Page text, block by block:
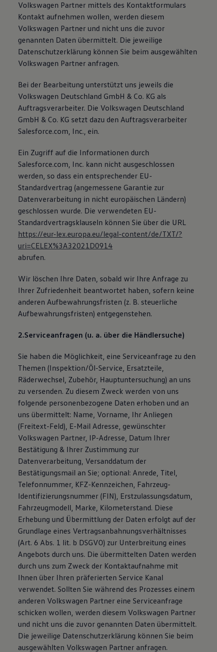
Magazin
Lifestyle
Transport
Elektromobilität
Volkswagen R
Pannen- und Unfallhilfe
Volkswagen Kundenbetreuung
Volkswagen Partner mittels des Kontaktformulars
Kontakt aufnehmen wollen, werden diesem
Volkswagen Partner und nicht uns die zuvor
genannten Daten übermittelt. Die jeweilige
Datenschutzerklärung können Sie beim ausgewählten
Volkswagen Partner anfragen.
Bei der Bearbeitung unterstützt uns jeweils die
Volkswagen Deutschland GmbH & Co. KG als
Auftragsverarbeiter. Die Volkswagen Deutschland
GmbH & Co. KG setzt dazu den Auftragsverarbeiter
Salesforce.com, Inc., ein.
Ein Zugriff auf die Informationen durch
Salesforce.com, Inc. kann nicht ausgeschlossen
werden, so dass ein entsprechender EU-
Standardvertrag (angemessene Garantie zur
Datenverarbeitung in nicht europäischen Ländern)
geschlossen wurde. Die verwendeten EU-
Standardvertragsklauseln können Sie über die URL
https://eur-lex.europa.eu/legal-content/de/TXT/?
uri=CELEX%3A32021D0914
abrufen.
Wir löschen Ihre Daten, sobald wir Ihre Anfrage zu
Ihrer Zufriedenheit beantwortet haben, sofern keine
anderen Aufbewahrungsfristen (z. B. steuerliche
Aufbewahrungsfristen) entgegenstehen.
2.Serviceanfragen (u. a. über die Händlersuche)
Sie haben die Möglichkeit, eine Serviceanfrage zu den
Themen (Inspektion/Öl-Service, Ersatzteile,
Räderwechsel, Zubehör, Hauptuntersuchung) an uns
zu versenden. Zu diesem Zweck werden von uns
folgende personenbezogene Daten erhoben und an
uns übermittelt: Name, Vorname, Ihr Anliegen
(Freitext-Feld), E-Mail Adresse, gewünschter
Volkswagen Partner, IP-Adresse, Datum Ihrer
Bestätigung & Ihrer Zustimmung zur
Datenverarbeitung, Versanddatum der
Bestätigungsmail an Sie; optional: Anrede, Titel,
Telefonnummer, KFZ-Kennzeichen, Fahrzeug-
Identifizierungsnummer (FIN), Erstzulassungsdatum,
Fahrzeugmodell, Marke, Kilometerstand. Diese
Erhebung und Übermittlung der Daten erfolgt auf der
Grundlage eines Vertragsanbahnungsverhältnisses
(Art. 6 Abs. 1 lit. b DSGVO) zur Unterbreitung eines
Angebots durch uns. Die übermittelten Daten werden
durch uns zum Zweck der Kontaktaufnahme mit
Ihnen über Ihren präferierten Service Kanal
verwendet. Sollten Sie während des Prozesses einem
anderen Volkswagen Partner eine Serviceanfrage
schicken wollen, werden diesem Volkswagen Partner
und nicht uns die zuvor genannten Daten übermittelt.
Die jeweilige Datenschutzerklärung können Sie beim
ausgewählten Volkswagen Partner anfragen.